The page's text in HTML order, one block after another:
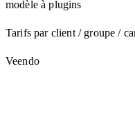
modèle à plugins
Tarifs par client / groupe /
Veendo